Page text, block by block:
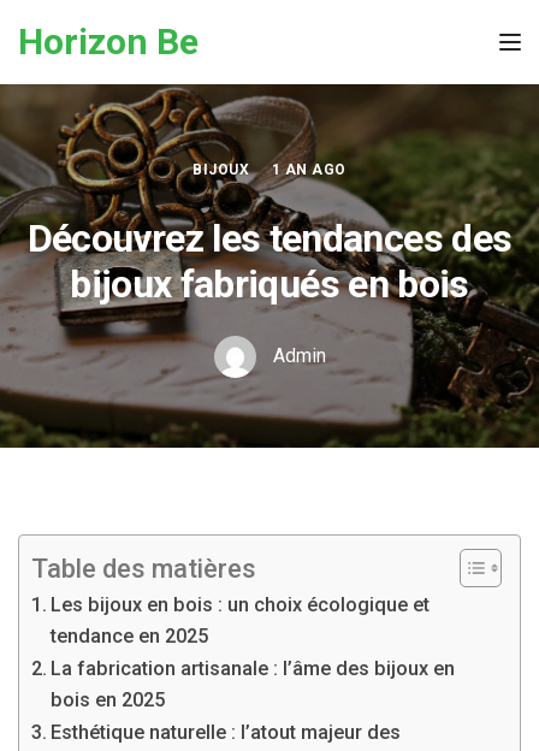
Horizon Be
BIJOUX 1 AN AGO
Découvrez les tendances des
bijoux fabriqués en bois
Admin
Table des matières
Les bijoux en bois : un choix écologique et
tendance en 2025
La fabrication artisanale : l’âme des bijoux en
bois en 2025
Esthétique naturelle : l’atout majeur des